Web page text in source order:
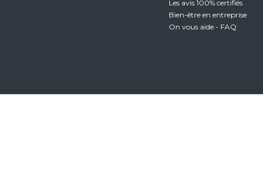
Les avis 100% certifiés
Bien-être en entreprise
On vous aide - FAQ